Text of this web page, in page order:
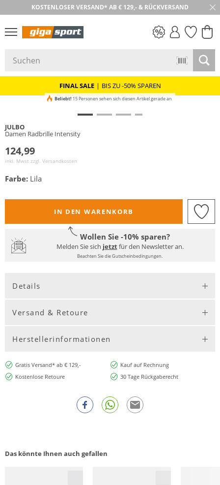
KOSTENLOSER VERSAND* AB € 129,- & RÜCKVERSAND
30 TAGE RÜCKGABE
FINAL SALE | BIS ZU -50% SPAREN
Beliebt! 15 Personen sehen sich diesen Artikel gerade an
JULBO
Damen Radbrille Intensity
124,99
inkl. Mwst zzgl. Versandkosten
Farbe: Lila
IN DEN WARENKORB
Wollen Sie -10% sparen?
Melden Sie sich jetztfür den Newsletter an.
Beachten Sie die Gutscheinbedingungen.
Details
Versand & Retoure
Herstellerinformationen
Gratis Versand* ab € 129,-
Kauf auf Rechnung
Kostenlose Retoure
30 Tage Rückgaberecht
Das könnte Ihnen auch gefallen